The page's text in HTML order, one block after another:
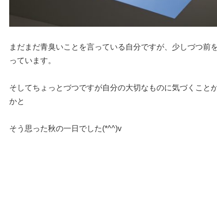
まだまだ青臭いことを言っている自分ですが、少しづつ前
っています。
そしてちょっとづつですが自分の大切なものに気づくこと
かと
そう思った秋の一日でした(*^^)v